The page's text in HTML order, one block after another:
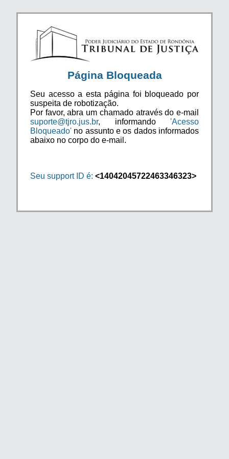
Página Bloqueada
Seu acesso a esta página foi bloqueado por
suspeita de robotização.
Por favor, abra um chamado através do e-mail
suporte@tjro.jus.br, informando 'Acesso
Bloqueado' no assunto e os dados informados
abaixo no corpo do e-mail.
Seu support ID é: <14042045722463346323>